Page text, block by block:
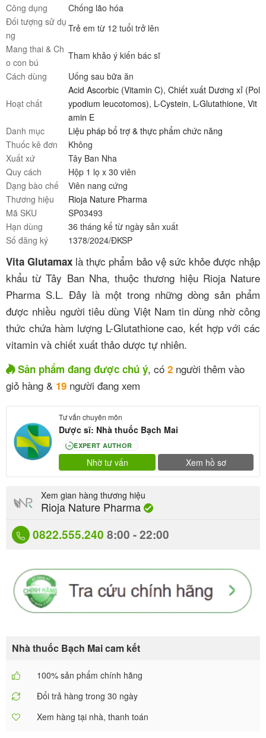
Công dụng
Chống lão hóa
Đối tượng sử dụ
ng
Trẻ em từ 12 tuổi trở lên
Mang thai & Ch
o con bú
Tham khảo ý kiến bác sĩ
Cách dùng
Uống sau bữa ăn
Hoạt chất
Acid Ascorbic (Vitamin C), Chiết xuất Dương xỉ (Pol
ypodium leucotomos), L-Cystein, L-Glutathione, Vit
amin E
Danh mục
Liệu pháp bổ trợ & thực phẩm chức năng
Thuốc kê đơn
Không
Xuất xứ
Tây Ban Nha
Quy cách
Hộp 1 lọ x 30 viên
Dạng bào chế
Viên nang cứng
Thương hiệu
Rioja Nature Pharma
Mã SKU
SP03493
Hạn dùng
36 tháng kể từ ngày sản xuất
Số đăng ký
1378/2024/ĐKSP
Vita Glutamax là thực phẩm bảo vệ sức khỏe được nhập
khẩu từ Tây Ban Nha, thuộc thương hiệu Rioja Nature
Pharma S.L. Đây là một trong những dòng sản phẩm
được nhiều người tiêu dùng Việt Nam tin dùng nhờ công
thức chứa hàm lượng L-Glutathione cao, kết hợp với các
vitamin và chiết xuất thảo dược tự nhiên.
Sản phẩm đang được chú ý, có 2 người thêm vào
giỏ hàng & 19 người đang xem
Tư vấn chuyên môn
Dược sĩ: Nhà thuốc Bạch Mai
80 EXPERT AUTHOR
Nhờ tư vấn Xem hồ sơ
0822.555.240 8:00 - 22:00
Xem gian hàng thương hiệu
Rioja Nature Pharma
Nhà thuốc Bạch Mai cam kết
100% sản phẩm chính hãng
Đổi trả hàng trong 30 ngày
Xem hàng tại nhà, thanh toán